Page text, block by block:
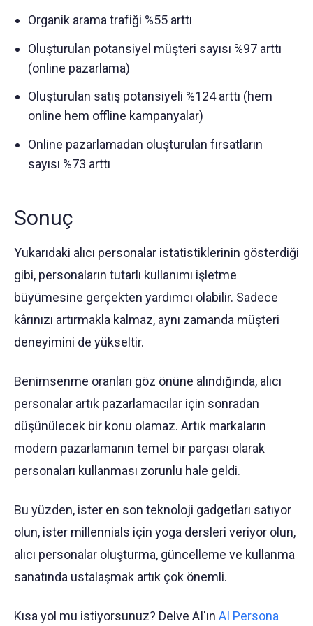
Organik arama trafiği %55 arttı
Oluşturulan potansiyel müşteri sayısı %97 arttı
(online pazarlama)
Oluşturulan satış potansiyeli %124 arttı (hem
online hem offline kampanyalar)
Online pazarlamadan oluşturulan fırsatların
sayısı %73 arttı
Sonuç
Yukarıdaki alıcı personalar istatistiklerinin gösterdiği
gibi, personaların tutarlı kullanımı işletme
büyümesine gerçekten yardımcı olabilir. Sadece
kârınızı artırmakla kalmaz, aynı zamanda müşteri
deneyimini de yükseltir.
Benimsenme oranları göz önüne alındığında, alıcı
personalar artık pazarlamacılar için sonradan
düşünülecek bir konu olamaz. Artık markaların
modern pazarlamanın temel bir parçası olarak
personaları kullanması zorunlu hale geldi.
Bu yüzden, ister en son teknoloji gadgetları satıyor
olun, ister millennials için yoga dersleri veriyor olun,
alıcı personalar oluşturma, güncelleme ve kullanma
sanatında ustalaşmak artık çok önemli.
Kısa yol mu istiyorsunuz? Delve AI'ın AI Persona